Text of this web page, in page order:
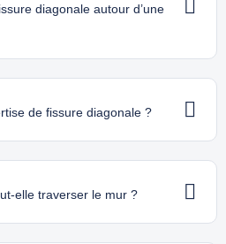
diagonale autour d’une
de fissure diagonale ?
elle traverser le mur ?